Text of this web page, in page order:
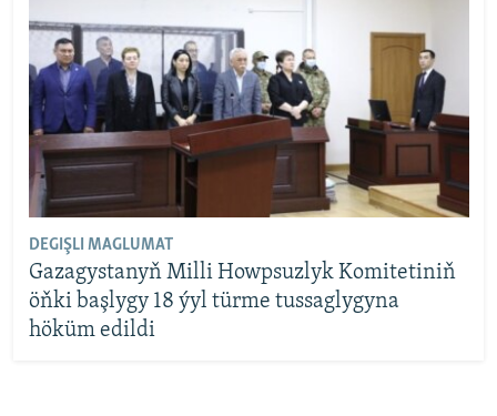
DEGIŞLI MAGLUMAT
Gazagystanyň Milli Howpsuzlyk Komitetiniň
öňki başlygy 18 ýyl türme tussaglygyna
höküm edildi